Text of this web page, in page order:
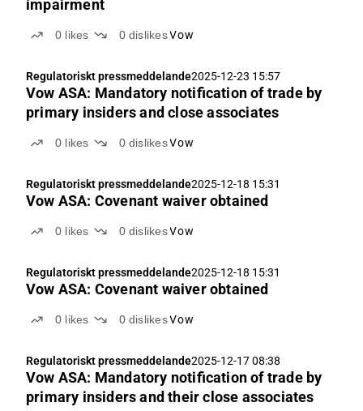
impairment
0 likes 0 dislikes Vow
Regulatoriskt pressmeddelande2025-12-23 15:57
Vow ASA: Mandatory notification of trade by
primary insiders and close associates
0 likes 0 dislikes Vow
Regulatoriskt pressmeddelande2025-12-18 15:31
Vow ASA: Covenant waiver obtained
0 likes 0 dislikes Vow
Regulatoriskt pressmeddelande2025-12-18 15:31
Vow ASA: Covenant waiver obtained
0 likes 0 dislikes Vow
Regulatoriskt pressmeddelande2025-12-17 08:38
Vow ASA: Mandatory notification of trade by
primary insiders and their close associates